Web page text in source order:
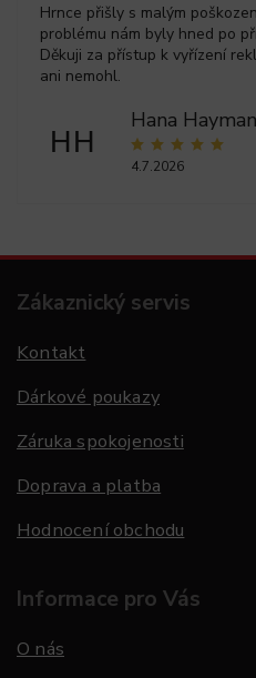
Hrnce přišly s malým
problému nám byly hned po
Děkuji za přístup k vyřízení
ani nemohl.
HH
Hana
4.7.2026
Zákaznický servis
Kontakt
Dárkové poukazy
Záruka spokojenosti
Doprava a platba
Hodnocení obchodu
Informace pro Vás
O nás